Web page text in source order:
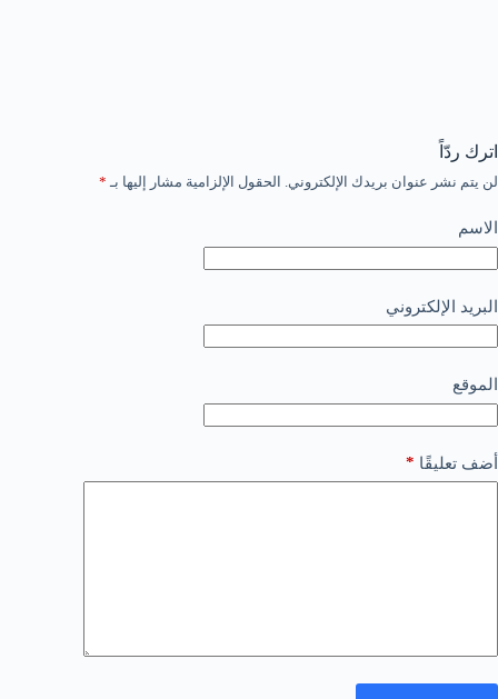
اترك ردّاً
لن يتم نشر عنوان بريدك الإلكتروني. الحقول الإلزامية مشار إليها بـ *
الاسم
البريد الإلكتروني
الموقع
أضف تعليقًا *